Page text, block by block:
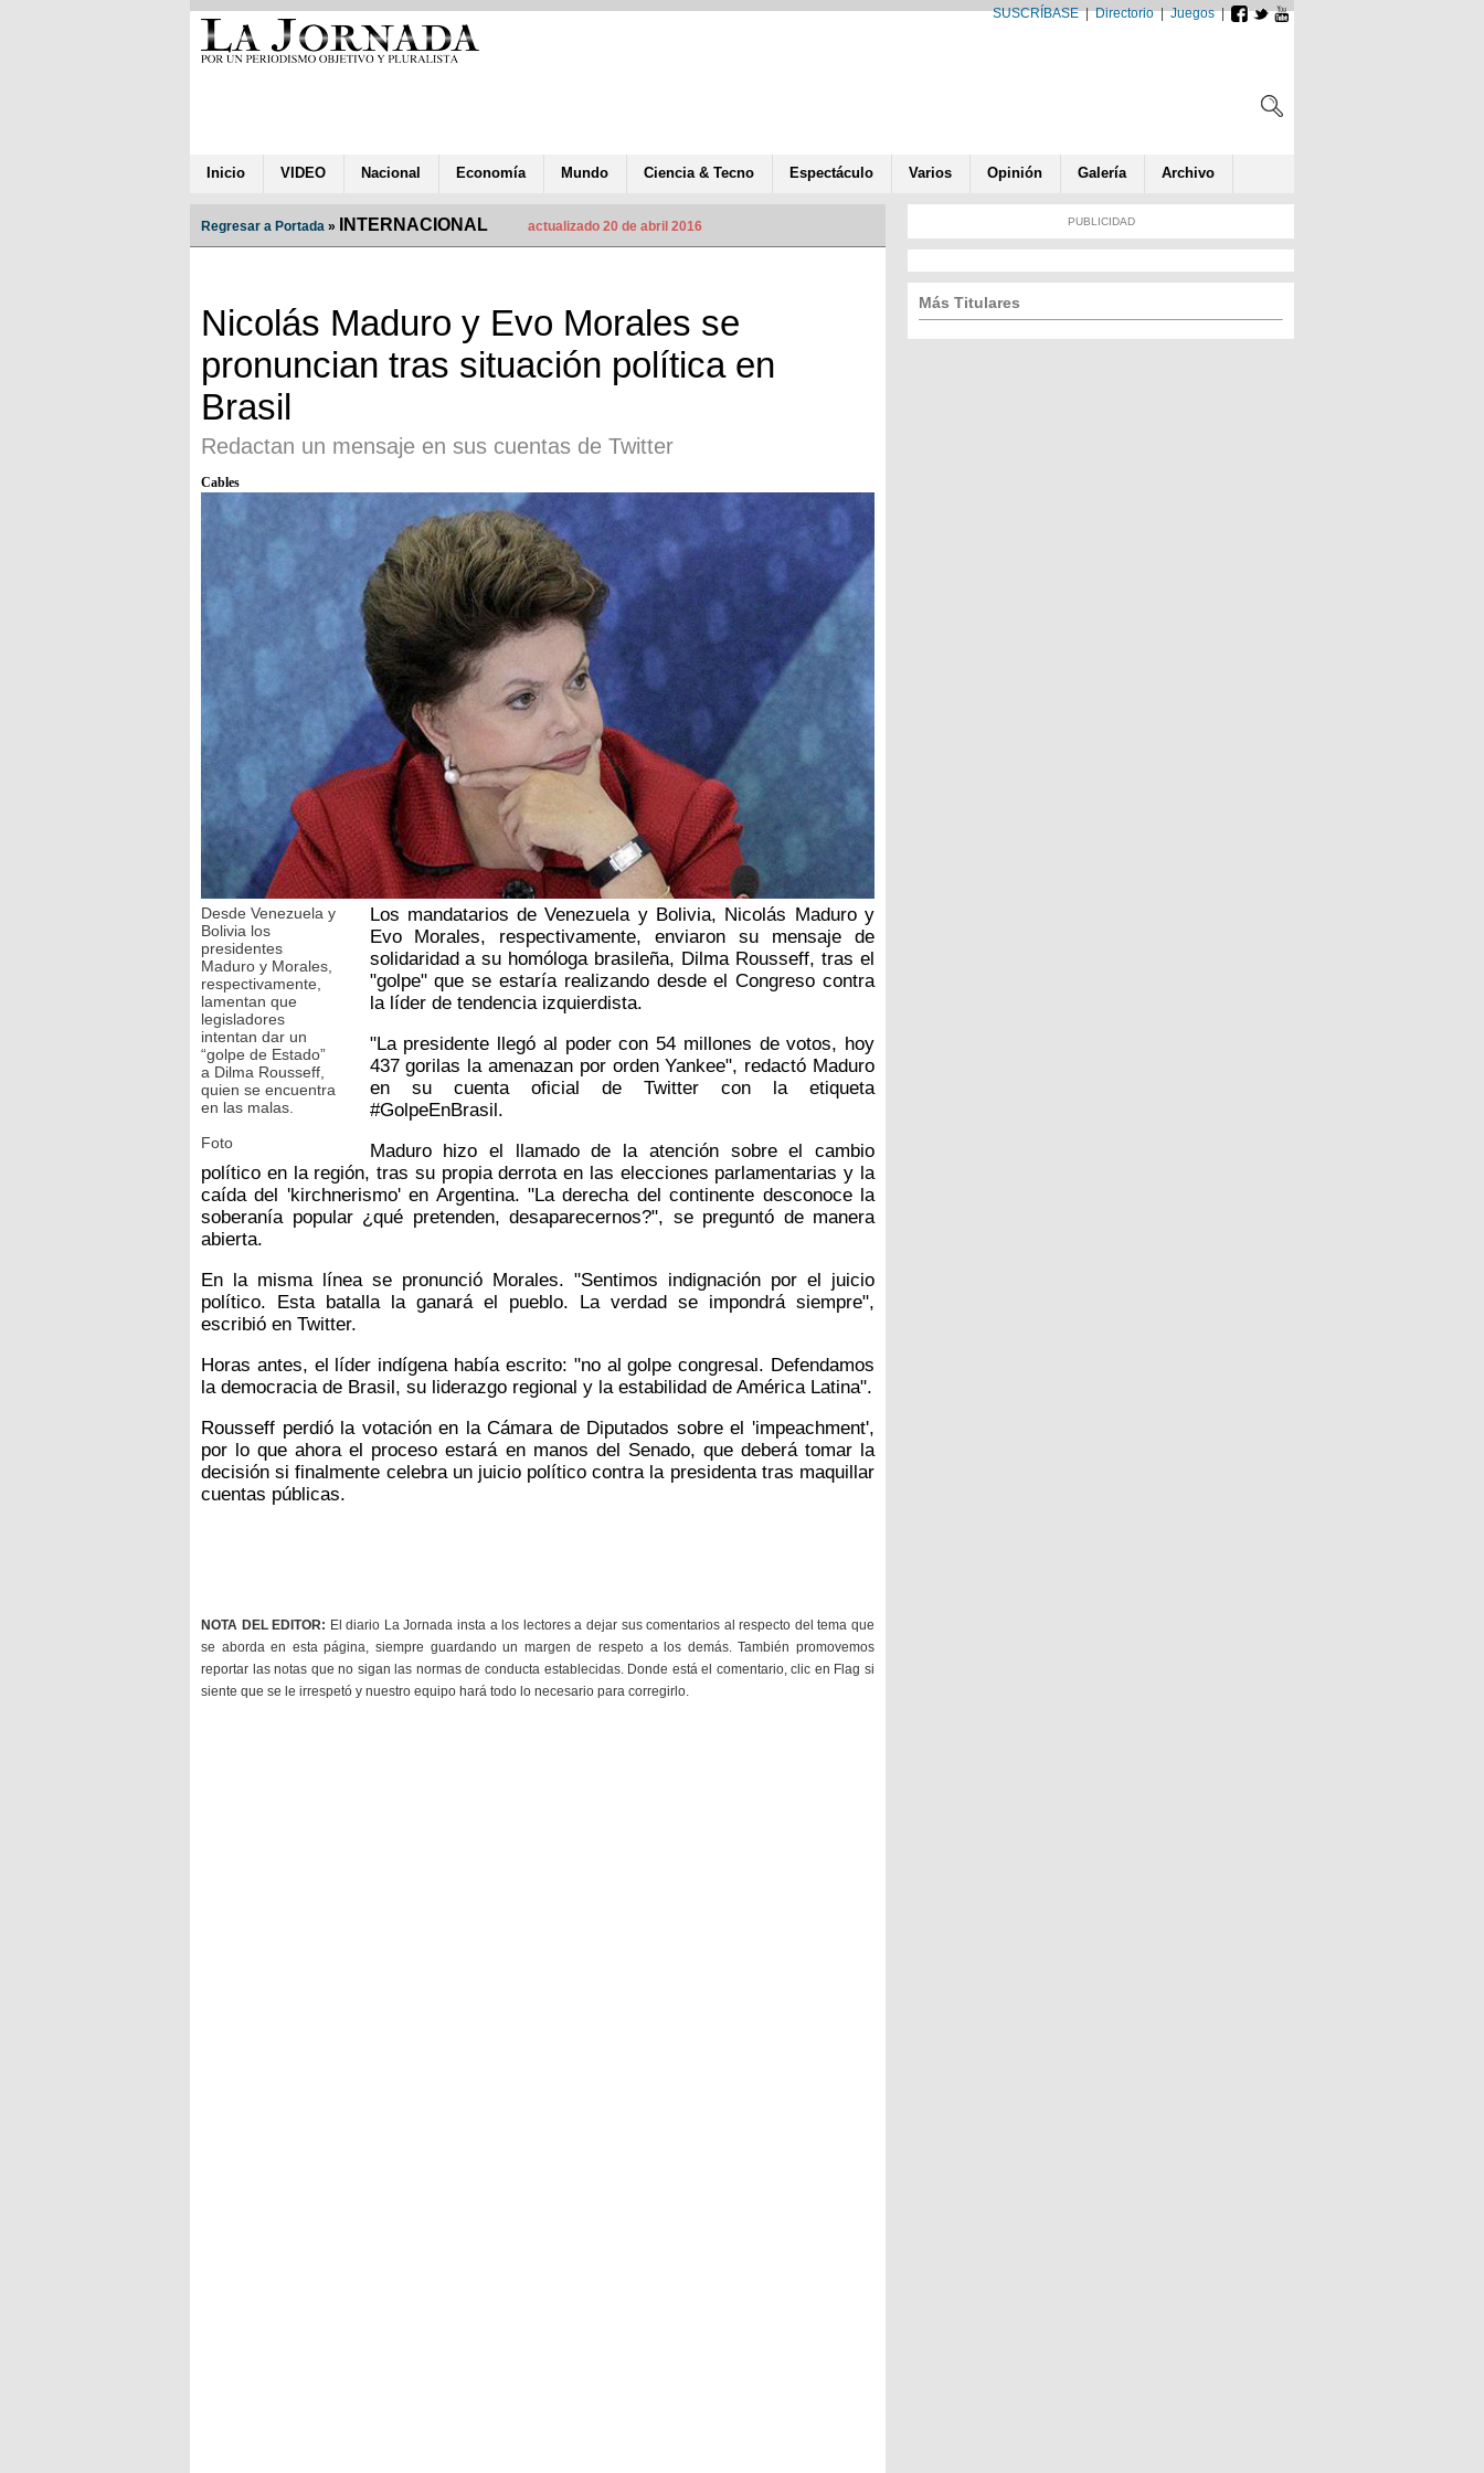
SUSCRÍBASE|Directorio|Juegos|
Inicio VIDEO Nacional Economía Mundo Ciencia & Tecno Espectáculo Varios Opinión Galería Archivo
Regresar a Portada » INTERNACIONAL actualizado 20 de abril 2016
Nicolás Maduro y Evo Morales se
pronuncian tras situación política en
Brasil
Redactan un mensaje en sus cuentas de Twitter
Cables
Desde Venezuela y
Bolivia los
presidentes
Maduro y Morales,
respectivamente,
lamentan que
legisladores
intentan dar un
“golpe de Estado”
a Dilma Rousseff,
quien se encuentra
en las malas.
Foto
Los mandatarios de Venezuela y Bolivia, Nicolás Maduro y
Evo Morales, respectivamente, enviaron su mensaje de
solidaridad a su homóloga brasileña, Dilma Rousseff, tras el
"golpe" que se estaría realizando desde el Congreso contra
la líder de tendencia izquierdista.
"La presidente llegó al poder con 54 millones de votos, hoy
437 gorilas la amenazan por orden Yankee", redactó Maduro
en su cuenta oficial de Twitter con la etiqueta
#GolpeEnBrasil.
Maduro hizo el llamado de la atención sobre el cambio
político en la región, tras su propia derrota en las elecciones parlamentarias y la
caída del 'kirchnerismo' en Argentina. "La derecha del continente desconoce la
soberanía popular ¿qué pretenden, desaparecernos?", se preguntó de manera
abierta.
En la misma línea se pronunció Morales. "Sentimos indignación por el juicio
político. Esta batalla la ganará el pueblo. La verdad se impondrá siempre",
escribió en Twitter.
Horas antes, el líder indígena había escrito: "no al golpe congresal. Defendamos
la democracia de Brasil, su liderazgo regional y la estabilidad de América Latina".
Rousseff perdió la votación en la Cámara de Diputados sobre el 'impeachment',
por lo que ahora el proceso estará en manos del Senado, que deberá tomar la
decisión si finalmente celebra un juicio político contra la presidenta tras maquillar
cuentas públicas.
NOTA DEL EDITOR: El diario La Jornada insta a los lectores a dejar sus comentarios al respecto del tema que
se aborda en esta página, siempre guardando un margen de respeto a los demás. También promovemos
reportar las notas que no sigan las normas de conducta establecidas. Donde está el comentario, clic en Flag si
siente que se le irrespetó y nuestro equipo hará todo lo necesario para corregirlo.
PUBLICIDAD
Más Titulares